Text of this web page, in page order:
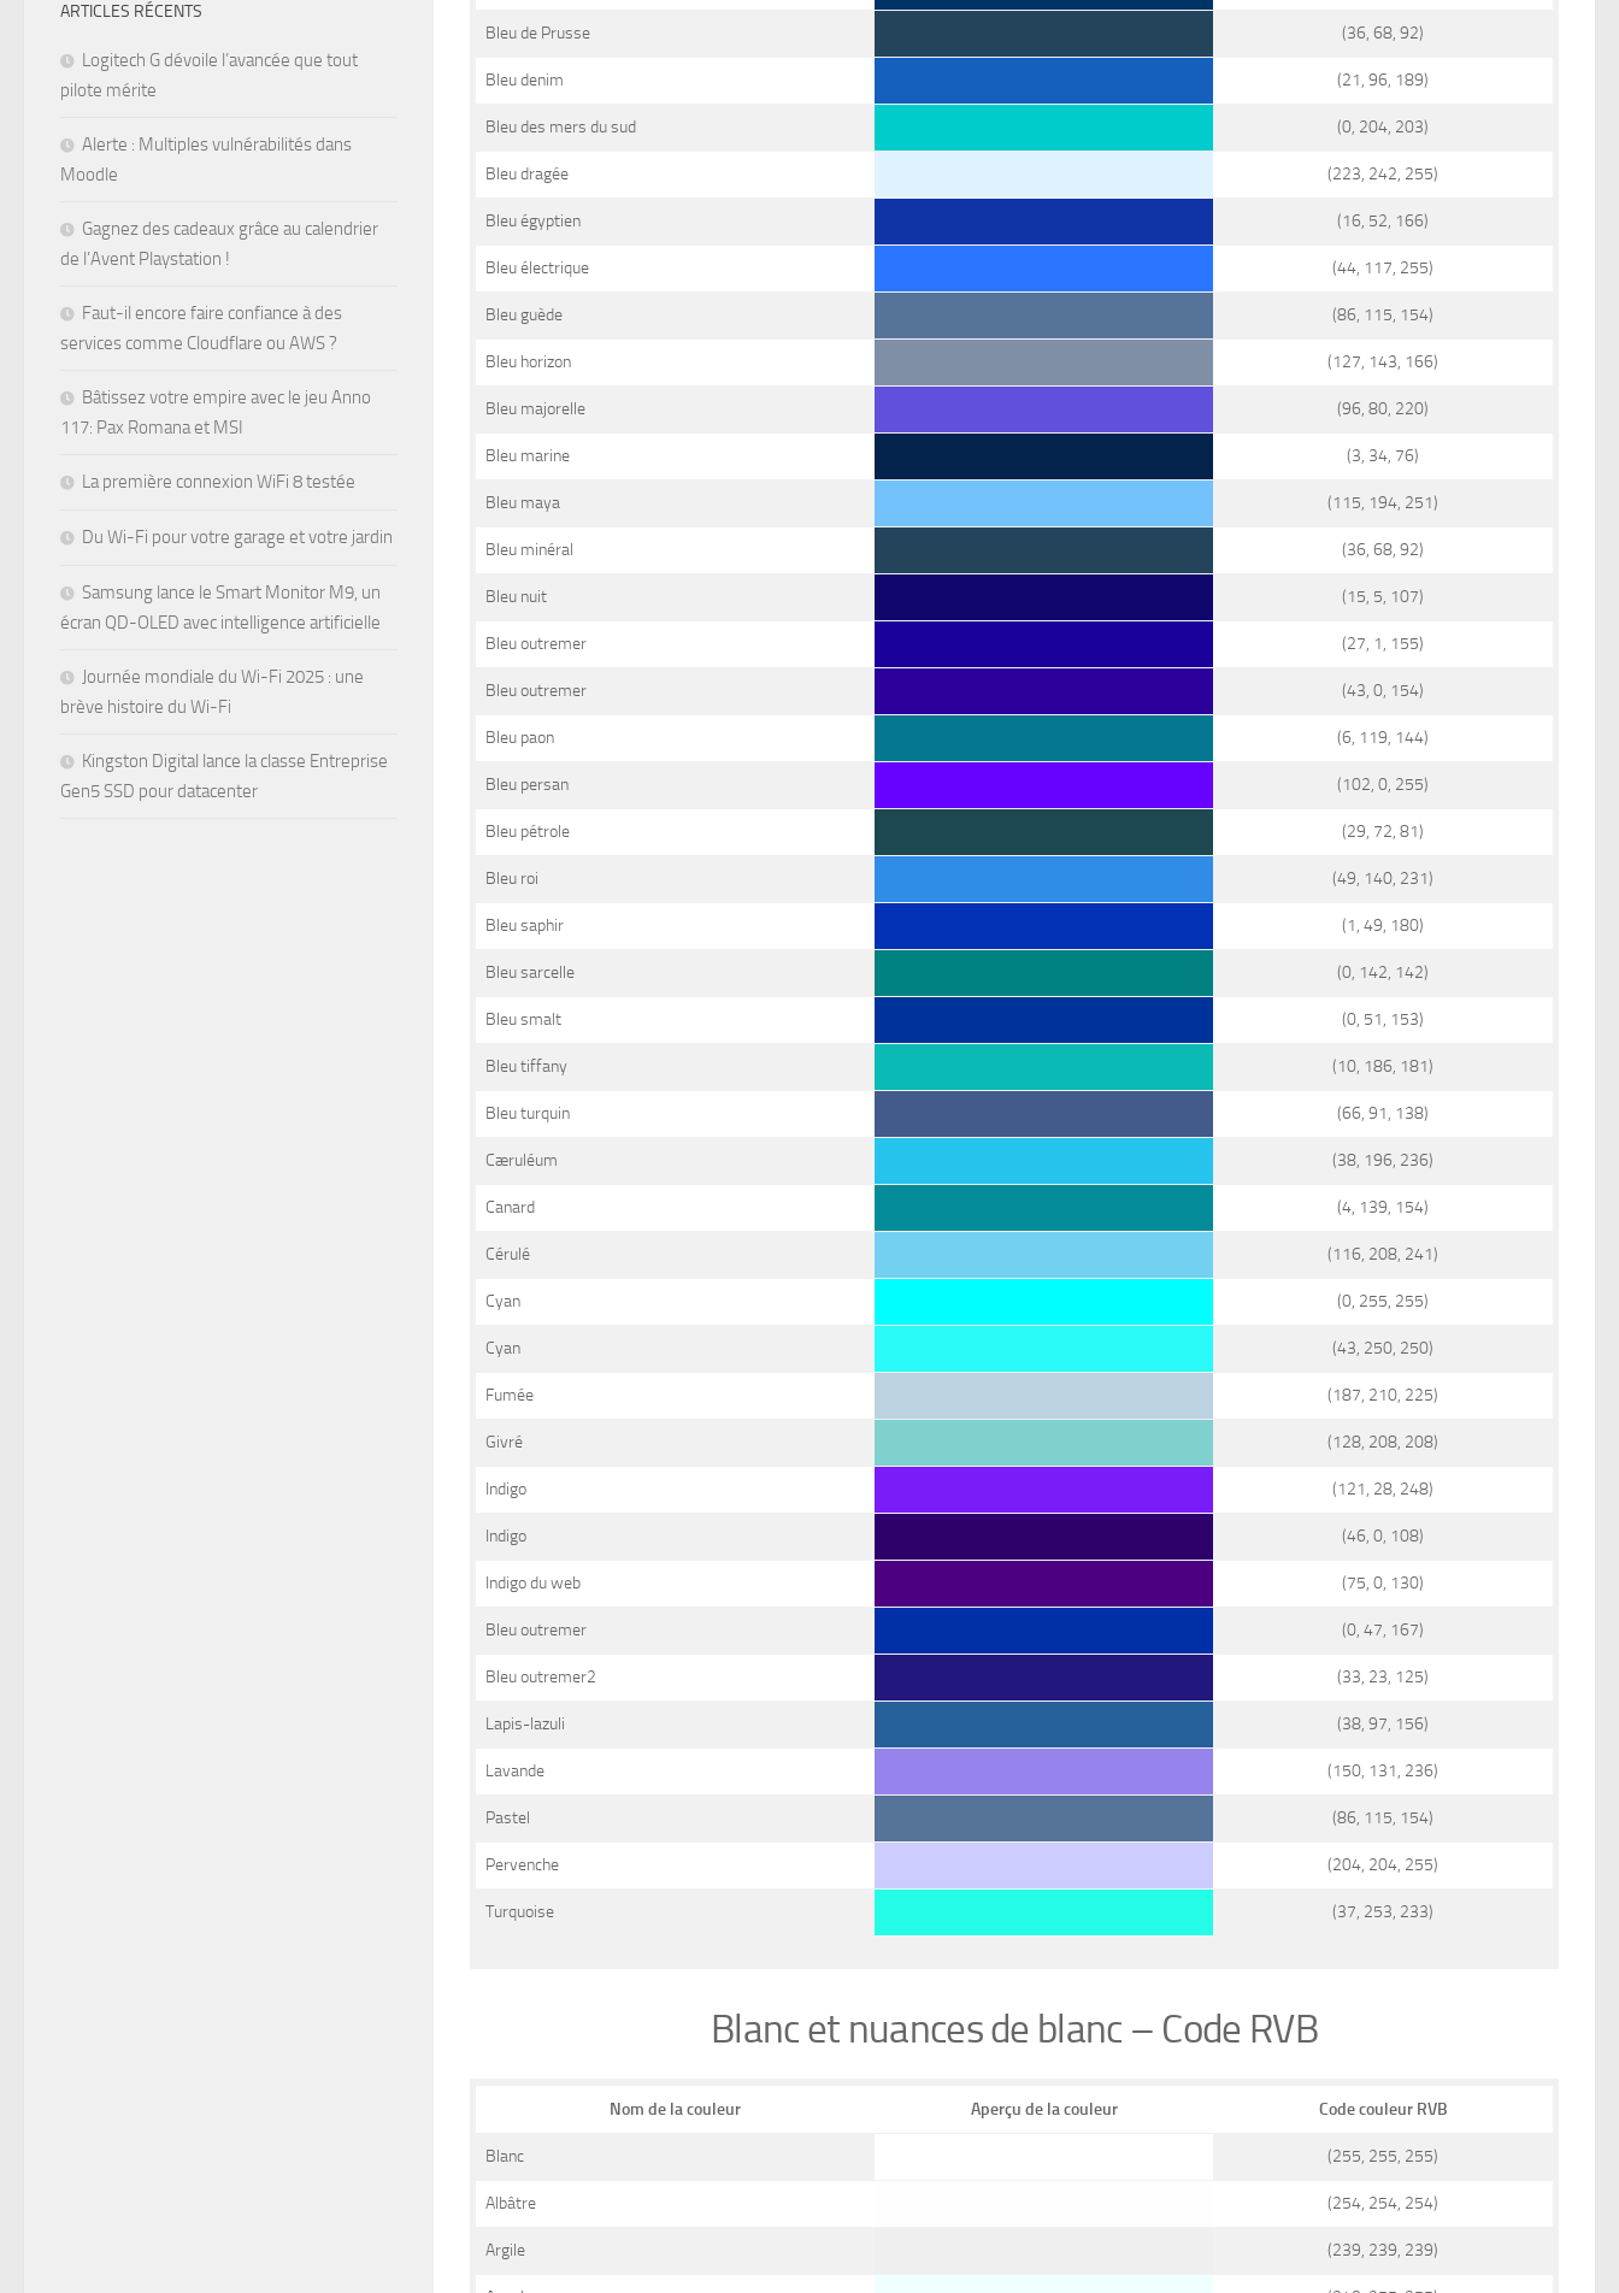
Bleu de Prusse (36, 68, 92)
Bleu denim (21, 96, 189)
Bleu des mers du sud (0, 204, 203)
Bleu dragée (223, 242, 255)
Bleu égyptien (16, 52, 166)
Bleu électrique (44, 117, 255)
Bleu guède (86, 115, 154)
Bleu horizon (127, 143, 166)
Bleu majorelle (96, 80, 220)
Bleu marine (3, 34, 76)
Bleu maya (115, 194, 251)
Bleu minéral (36, 68, 92)
Bleu nuit (15, 5, 107)
Bleu outremer (27, 1, 155)
Bleu outremer (43, 0, 154)
Bleu paon (6, 119, 144)
Bleu persan (102, 0, 255)
Bleu pétrole (29, 72, 81)
Bleu roi (49, 140, 231)
Bleu saphir (1, 49, 180)
Bleu sarcelle (0, 142, 142)
Bleu smalt (0, 51, 153)
Bleu tiffany (10, 186, 181)
Bleu turquin (66, 91, 138)
Cæruléum (38, 196, 236)
Canard (4, 139, 154)
Cérulé (116, 208, 241)
Cyan (0, 255, 255)
Cyan (43, 250, 250)
Fumée (187, 210, 225)
Givré (128, 208, 208)
Indigo (121, 28, 248)
Indigo (46, 0, 108)
Indigo du web (75, 0, 130)
Bleu outremer (0, 47, 167)
Bleu outremer2 (33, 23, 125)
Lapis-lazuli (38, 97, 156)
Lavande (150, 131, 236)
Pastel (86, 115, 154)
Pervenche (204, 204, 255)
Turquoise (37, 253, 233)
Blanc et nuances de blanc – Code RVB
Nom de la couleur Aperçu de la couleur Code couleur RVB
Blanc (255, 255, 255)
Albâtre (254, 254, 254)
Argile (239, 239, 239)
ARTICLES RÉCENTS
Logitech G dévoile l’avancée que tout
pilote mérite
Alerte : Multiples vulnérabilités dans
Moodle
Gagnez des cadeaux grâce au calendrier
de l’Avent Playstation !
Faut-il encore faire confiance à des
services comme Cloudflare ou AWS ?
Bâtissez votre empire avec le jeu Anno
117: Pax Romana et MSI
La première connexion WiFi 8 testée
Du Wi-Fi pour votre garage et votre jardin
Samsung lance le Smart Monitor M9, un
écran QD-OLED avec intelligence artificielle
Journée mondiale du Wi-Fi 2025 : une
brève histoire du Wi-Fi
Kingston Digital lance la classe Entreprise
Gen5 SSD pour datacenter